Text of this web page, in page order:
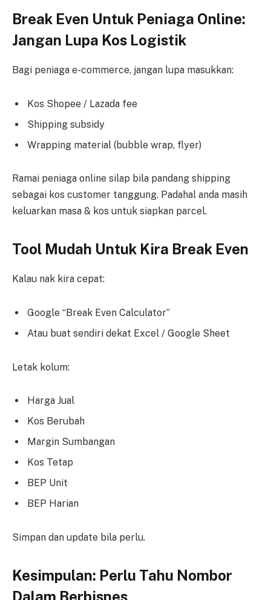
Break Even Untuk Peniaga Online:
Jangan Lupa Kos Logistik
Bagi peniaga e-commerce, jangan lupa masukkan:
Kos Shopee / Lazada fee
Shipping subsidy
Wrapping material (bubble wrap, flyer)
Ramai peniaga online silap bila pandang shipping
sebagai kos customer tanggung. Padahal anda masih
keluarkan masa & kos untuk siapkan parcel.
Tool Mudah Untuk Kira Break Even
Kalau nak kira cepat:
Google “Break Even Calculator”
Atau buat sendiri dekat Excel / Google Sheet
Letak kolum:
Harga Jual
Kos Berubah
Margin Sumbangan
Kos Tetap
BEP Unit
BEP Harian
Simpan dan update bila perlu.
Kesimpulan: Perlu Tahu Nombor
Dalam Berbisnes